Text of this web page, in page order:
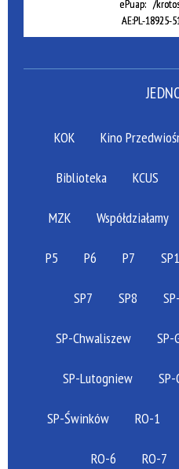
ePuap: /
AE:PL-18925-
KOK Kino
Biblioteka KCUS
MZK Współdziałamy
P5 P6 P7 SP1
SP7 SP8
SP-Chwaliszew SP-
SP-Lutogniew
SP-Świnków RO-1
RO-6 RO-7